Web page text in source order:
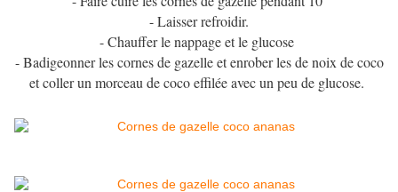
- Laisser refroidir.
- Chauffer le nappage et le glucose
- Badigeonner les cornes de gazelle et enrober les de noix de coco
et coller un morceau de coco effilée avec un peu de glucose.